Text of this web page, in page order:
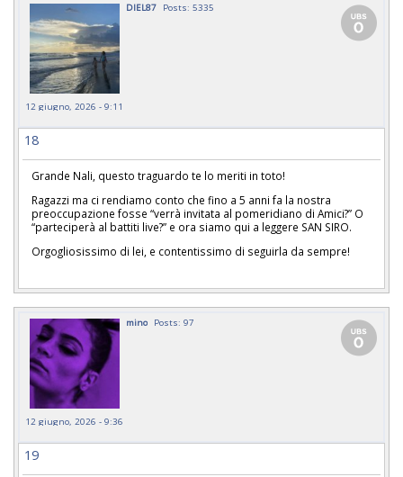
DIEL87 Posts: 5335
12 giugno, 2026 - 9:11
18
Grande Nali, questo traguardo te lo meriti in toto!
Ragazzi ma ci rendiamo conto che fino a 5 anni fa la nostra
preoccupazione fosse “verrà invitata al pomeridiano di Amici?” O
“parteciperà al battiti live?” e ora siamo qui a leggere SAN SIRO.
Orgogliosissimo di lei, e contentissimo di seguirla da sempre!
mino Posts: 97
12 giugno, 2026 - 9:36
19